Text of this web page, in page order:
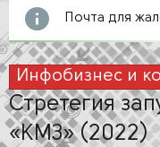
Почта для
Инфобизнес и
Стретегия
«КМЗ» (2022)